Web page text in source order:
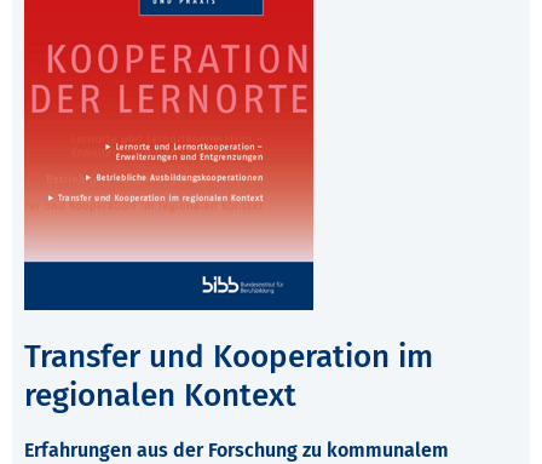
Transfer und Kooperation im
regionalen Kontext
Erfahrungen aus der Forschung zu kommunalem